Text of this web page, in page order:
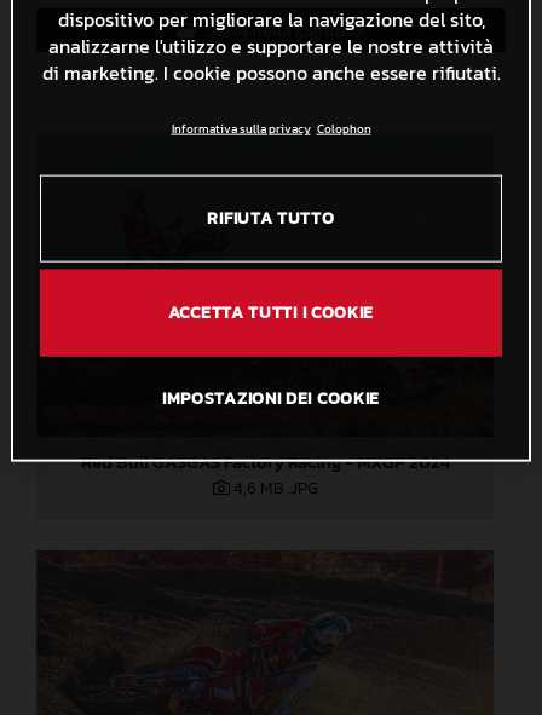
Salva nella Lightbox
Red Bull GASGAS Factory Racing - MXGP 2024
4,6 MB .JPG
dispositivo per migliorare la navigazione del sito,
analizzarne l'utilizzo e supportare le nostre attività
di marketing. I cookie possono anche essere rifiutati.
Informativa sulla privacy Colophon
RIFIUTA TUTTO
ACCETTA TUTTI I COOKIE
IMPOSTAZIONI DEI COOKIE